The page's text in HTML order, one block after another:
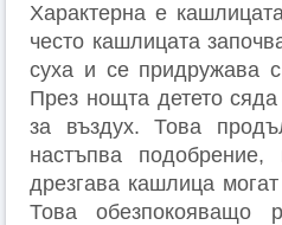
Характерна е
често кашлицата
суха и се придружава
През нощта детето
за въздух. Това
настъпва
дрезгава кашлица
Това обезпокояващо